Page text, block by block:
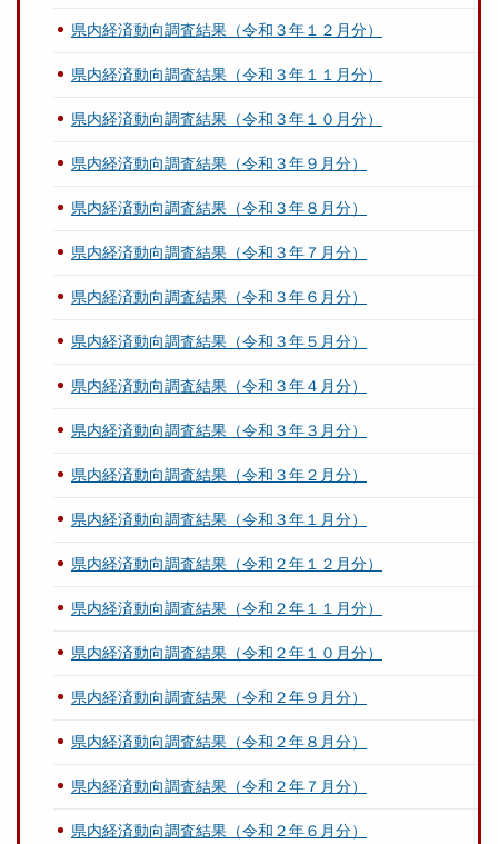
県内経済動向調査結果（令和３年１２月分）
県内経済動向調査結果（令和３年１１月分）
県内経済動向調査結果（令和３年１０月分）
県内経済動向調査結果（令和３年９月分）
県内経済動向調査結果（令和３年８月分）
県内経済動向調査結果（令和３年７月分）
県内経済動向調査結果（令和３年６月分）
県内経済動向調査結果（令和３年５月分）
県内経済動向調査結果（令和３年４月分）
県内経済動向調査結果（令和３年３月分）
県内経済動向調査結果（令和３年２月分）
県内経済動向調査結果（令和３年１月分）
県内経済動向調査結果（令和２年１２月分）
県内経済動向調査結果（令和２年１１月分）
県内経済動向調査結果（令和２年１０月分）
県内経済動向調査結果（令和２年９月分）
県内経済動向調査結果（令和２年８月分）
県内経済動向調査結果（令和２年７月分）
県内経済動向調査結果（令和２年６月分）